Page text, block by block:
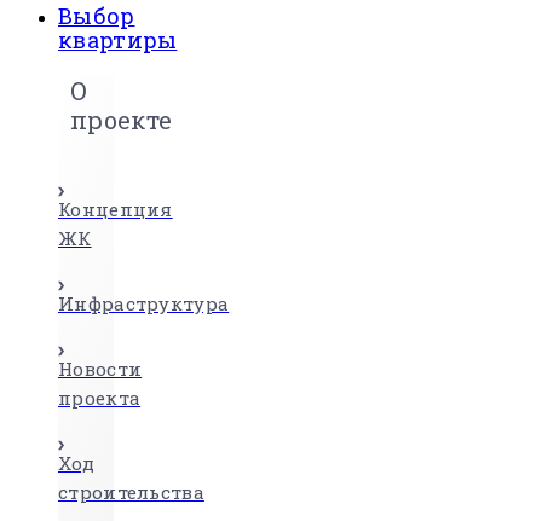
Выбор
квартиры
О
проекте
Концепция
ЖК
Инфраструктура
Новости
проекта
Ход
строительства